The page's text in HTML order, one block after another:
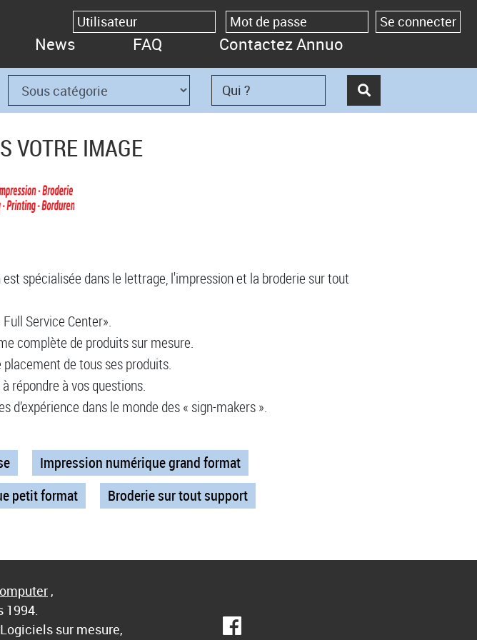
News FAQ Contactez Annuo
VOTRE IMAGE
est spécialisée dans le lettrage, l'impression et la broderie sur tout
Service Center».
complète de produits sur mesure.
de tous ses produits.
répondre à vos questions.
d’expérience dans le monde des « sign-makers ».
Impression numérique grand format
petit format
Broderie sur tout support
,
1994.
sur mesure,